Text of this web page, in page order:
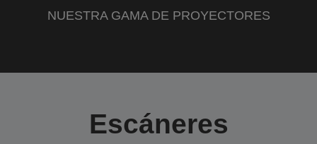
NUESTRA GAMA DE PROYECTORES
Escáneres